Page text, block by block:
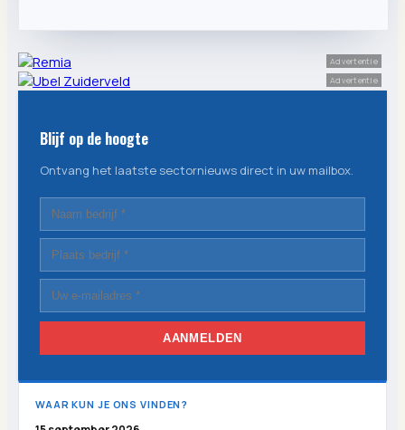
Advertentie
Advertentie
Blijf op de hoogte
Ontvang het laatste sectornieuws direct in uw mailbox.
AANMELDEN
WAAR KUN JE ONS VINDEN?